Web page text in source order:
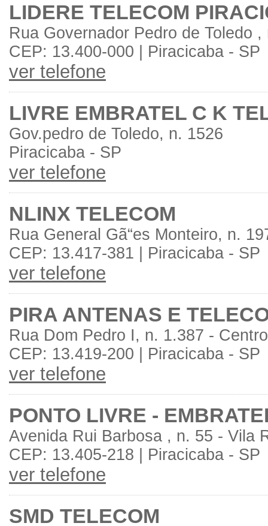
LIDERE TELECOM
Rua Governador Pedro de Toledo
CEP: 13.400-000 | Piracicaba - SP
ver telefone
LIVRE EMBRATEL C K
Gov.pedro de Toledo, n. 1526
Piracicaba - SP
ver telefone
NLINX TELECOM
Rua General Gã“es Monteiro, n.
CEP: 13.417-381 | Piracicaba - SP
ver telefone
PIRA ANTENAS E
Rua Dom Pedro I, n. 1.387 - Centro
CEP: 13.419-200 | Piracicaba - SP
ver telefone
PONTO LIVRE -
Avenida Rui Barbosa , n. 55 - Vila
CEP: 13.405-218 | Piracicaba - SP
ver telefone
SMD TELECOM